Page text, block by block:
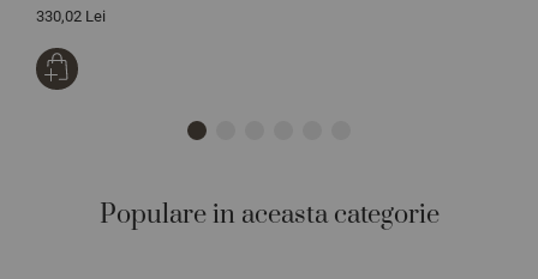
330,02 Lei
Populare in aceasta categorie